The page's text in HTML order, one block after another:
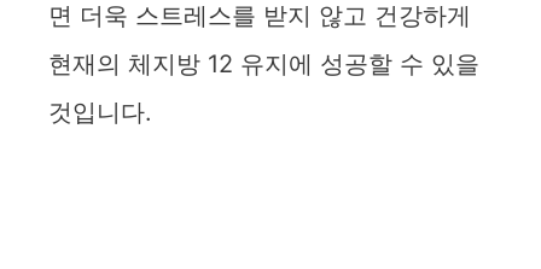
면 더욱 스트레스를 받지 않고 건강하게
현재의 체지방 12 유지에 성공할 수 있을
것입니다.